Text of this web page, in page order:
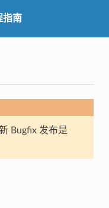
指南
Bugfix 发布是